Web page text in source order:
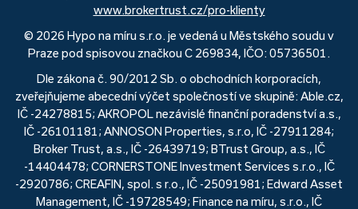
www.brokertrust.cz/pro-klienty
© 2026 Hypo na míru s.r.o. je vedená u Městského soudu v
Praze pod spisovou značkou C 269834, IČO: 05736501.
Dle zákona č. 90/2012 Sb. o obchodních korporacích,
zveřejňujeme abecední výčet společností ve skupině: Able.cz,
IČ -24278815; AKROPOL nezávislé finanční poradenství a.s.,
IČ -26101181; ANNOSON Properties, s.r.o, IČ -27911284;
Broker Trust, a.s., IČ -26439719; BTrust Group, a.s., IČ
-14404478; CORNERSTONE Investment Services s.r.o., IČ
-2920786; CREAFIN, spol. s r.o., IČ -25091981; Edward Asset
Management, IČ -19728549; Finance na míru, s.r.o., IČ